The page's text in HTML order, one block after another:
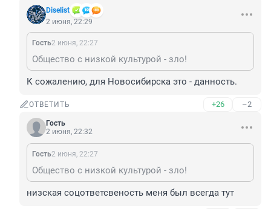
Diselist
2 июня, 22:29
Гость2 июня, 22:27
Общество с низкой культурой - зло!
К сожалению, для Новосибирска это - данность.
ОТВЕТИТЬ +26 –2
Гость
2 июня, 22:32
Гость2 июня, 22:27
Общество с низкой культурой - зло!
низская соцответсвеность меня был всегда тут